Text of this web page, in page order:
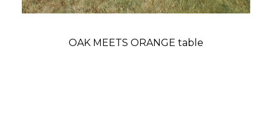
OAK MEETS ORANGE table